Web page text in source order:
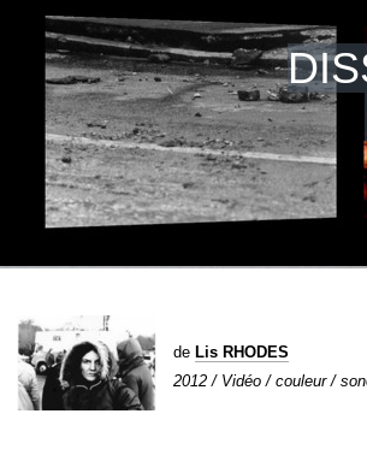
de Lis RHODES
2012 / Vidéo / couleur /